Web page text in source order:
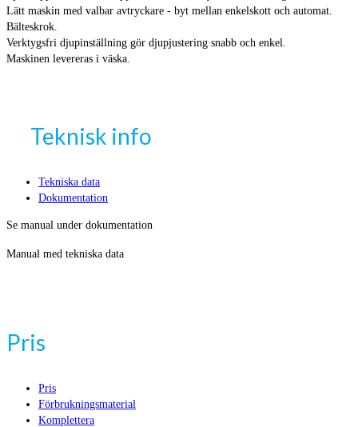
Lätt maskin med valbar avtryckare - byt mellan enkelskott och automat.
Bälteskrok.
Verktygsfri djupinställning gör djupjustering snabb och enkel.
Maskinen levereras i väska.
Teknisk info
Tekniska data
Dokumentation
Se manual under dokumentation
Manual med tekniska data
Pris
Pris
Förbrukningsmaterial
Komplettera